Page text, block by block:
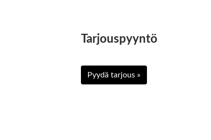
Tarjouspyyntö
Pyydä tarjous »